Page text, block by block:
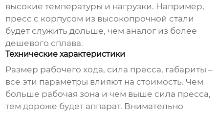
высокие температуры и нагрузки. Например,
пресс с корпусом из высокопрочной стали
будет служить дольше, чем аналог из более
дешевого сплава.
Технические характеристики
Размер рабочего хода, сила пресса, габариты –
все эти параметры влияют на стоимость. Чем
больше рабочая зона и чем выше сила пресса,
тем дороже будет аппарат. Внимательно